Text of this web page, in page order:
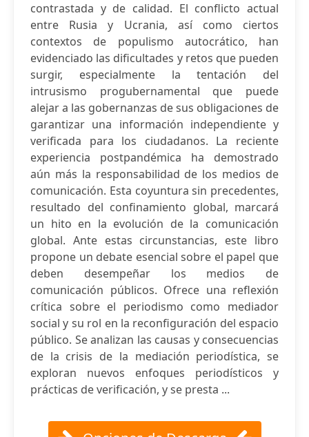
contrastada y de calidad. El conflicto actual
entre Rusia y Ucrania, así como ciertos
contextos de populismo autocrático, han
evidenciado las dificultades y retos que pueden
surgir, especialmente la tentación del
intrusismo progubernamental que puede
alejar a las gobernanzas de sus obligaciones de
garantizar una información independiente y
verificada para los ciudadanos. La reciente
experiencia postpandémica ha demostrado
aún más la responsabilidad de los medios de
comunicación. Esta coyuntura sin precedentes,
resultado del confinamiento global, marcará
un hito en la evolución de la comunicación
global. Ante estas circunstancias, este libro
propone un debate esencial sobre el papel que
deben desempeñar los medios de
comunicación públicos. Ofrece una reflexión
crítica sobre el periodismo como mediador
social y su rol en la reconfiguración del espacio
público. Se analizan las causas y consecuencias
de la crisis de la mediación periodística, se
exploran nuevos enfoques periodísticos y
prácticas de verificación, y se presta ...